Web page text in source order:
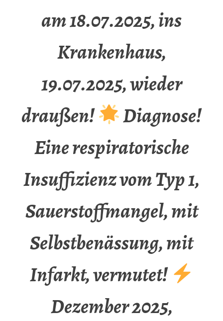
am 18.07.2025, ins
Krankenhaus,
19.07.2025, wieder
draußen!
Diagnose!
Eine respiratorische
Insuffizienz vom Typ 1,
Sauerstoffmangel, mit
Selbstbenässung, mit
Infarkt, vermutet!
Dezember 2025,